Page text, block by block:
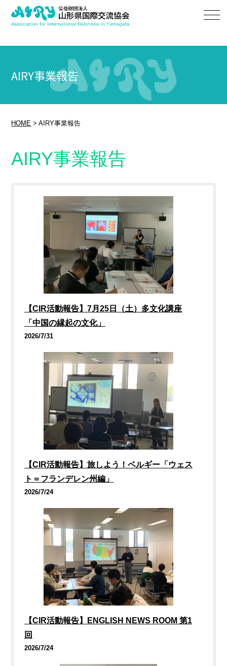
AIRY事業報告
HOME >AIRY事業報告
AIRY事業報告
【CIR活動報告】7月25日（土）多文化講座
「中国の縁起の文化」
2026/7/31
【CIR活動報告】旅しよう！ベルギー「ウェス
ト＝フランデレン州編」
2026/7/24
【CIR活動報告】ENGLISH NEWS ROOM 第1
回
2026/7/24